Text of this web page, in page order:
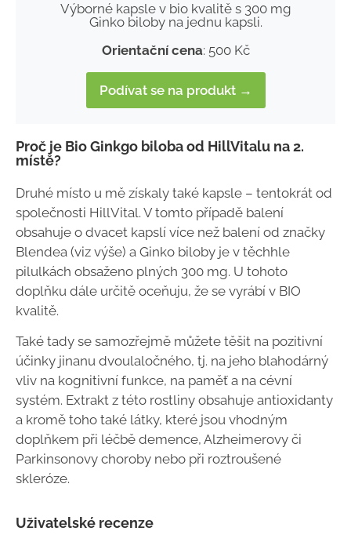
Výborné kapsle v bio kvalitě s 300 mg
Ginko biloby na jednu kapsli.
Orientační cena: 500 Kč
Podívat se na produkt →
Proč je Bio Ginkgo biloba od HillVitalu na 2.
místě?
Druhé místo u mě získaly také kapsle – tentokrát od
společnosti HillVital. V tomto případě balení
obsahuje o dvacet kapslí více než balení od značky
Blendea (viz výše) a Ginko biloby je v těchhle
pilulkách obsaženo plných 300 mg. U tohoto
doplňku dále určitě oceňuju, že se vyrábí v BIO
kvalitě.
Také tady se samozřejmě můžete těšit na pozitivní
účinky jinanu dvoulaločného, tj. na jeho blahodárný
vliv na kognitivní funkce, na paměť a na cévní
systém. Extrakt z této rostliny obsahuje antioxidanty
a kromě toho také látky, které jsou vhodným
doplňkem při léčbě demence, Alzheimerovy či
Parkinsonovy choroby nebo při roztroušené
skleróze.
Uživatelské recenze